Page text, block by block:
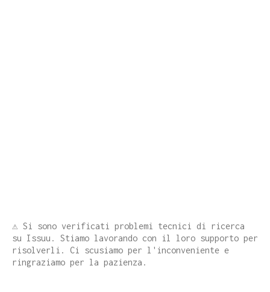
⚠️ Si sono verificati problemi tecnici di ricerca
su Issuu. Stiamo lavorando con il loro supporto per
risolverli. Ci scusiamo per l'inconveniente e
ringraziamo per la pazienza.